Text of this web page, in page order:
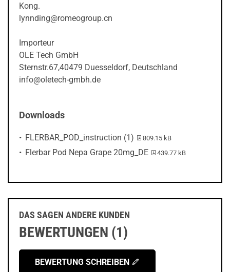
Kong.
lynnding@romeogroup.cn
Importeur
OLE Tech GmbH
Sternstr.67,40479 Duesseldorf, Deutschland
info@oletech-gmbh.de
Downloads
FLERBAR_POD_instruction (1) PDF-Datei:
809.15 kB
Flerbar Pod Nepa Grape 20mg_DE PDF-Datei:
439.77 kB
DAS SAGEN ANDERE KUNDEN
BEWERTUNGEN (1)
BEWERTUNG SCHREIBEN